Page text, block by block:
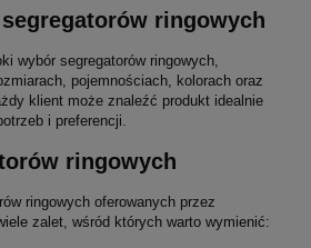
ringowych
wybór segregatorów ringowych,
pojemnościach, kolorach oraz
klient może znaleźć produkt idealnie
i preferencji.
ringowych
ringowych oferowanych przez
zalet, wśród których warto wymienić: